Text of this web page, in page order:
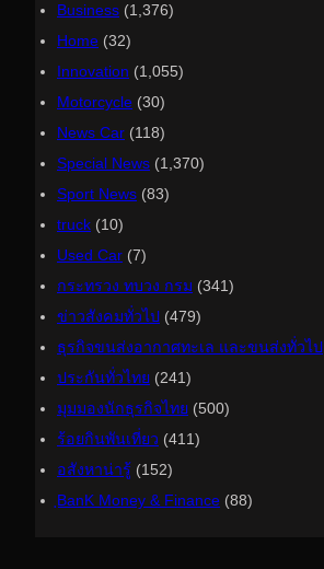
Business (1,376)
Home (32)
Innovation (1,055)
Motorcycle (30)
News Car (118)
Special News (1,370)
Sport News (83)
truck (10)
Used Car (7)
กระทรวง ทบวง กรม (341)
ข่าวสังคมทั่วไป (479)
ธุรกิจขนส่งอากาศทะเล และขนส่งทั่วไป
ประกันทั่วไทย (241)
มุมมองนักธุรกิจไทย (500)
ร้อยกินพันเที่ยว (411)
อสังหาน่ารู้ (152)
ฺBanK Money & Finance (88)